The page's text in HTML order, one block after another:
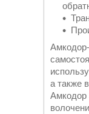
а также
Амкодор